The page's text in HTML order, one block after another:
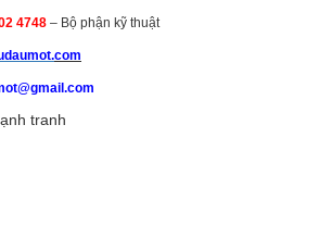
4748 – Bộ phận kỹ thuật
com
tranh